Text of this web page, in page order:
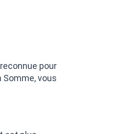
pour
vous